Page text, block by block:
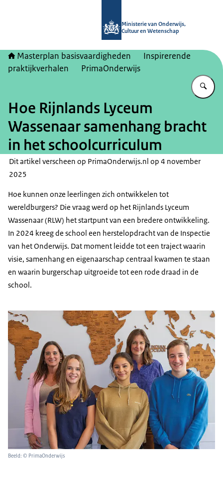
Ministerie van Onderwijs,
Cultuur en Wetenschap
Masterplan basisvaardigheden
Inspirerende
praktijkverhalen
PrimaOnderwijs
Hoe Rijnlands Lyceum
Wassenaar samenhang bracht
in het schoolcurriculum
Dit artikel verscheen op PrimaOnderwijs.nl op 4 november
2025
Hoe kunnen onze leerlingen zich ontwikkelen tot
wereldburgers? Die vraag werd op het Rijnlands Lyceum
Wassenaar (RLW) het startpunt van een bredere ontwikkeling.
In 2024 kreeg de school een herstelopdracht van de Inspectie
van het Onderwijs. Dat moment leidde tot een traject waarin
visie, samenhang en eigenaarschap centraal kwamen te staan
en waarin burgerschap uitgroeide tot een rode draad in de
school.
Beeld: © PrimaOnderwijs